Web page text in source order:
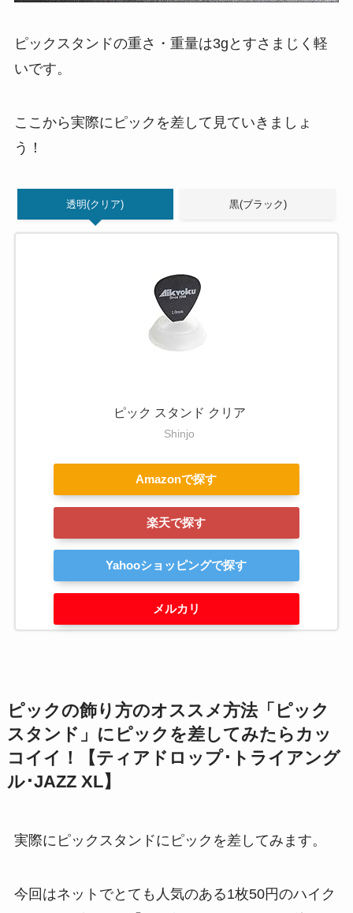
ピックスタンドの重さ・重量は3gとすさまじく軽
いです。
ここから実際にピックを差して見ていきましょ
う！
透明(クリア) 黒(ブラック)
ピック スタンド クリア
Shinjo
Amazonで探す
楽天で探す
Yahooショッピングで探す
メルカリ
ピックの飾り方のオススメ方法「ピック
スタンド」にピックを差してみたらカッ
コイイ！【ティアドロップ･トライアング
ル･JAZZ XL】
実際にピックスタンドにピックを差してみます。
今回はネットでとても人気のある1枚50円のハイク